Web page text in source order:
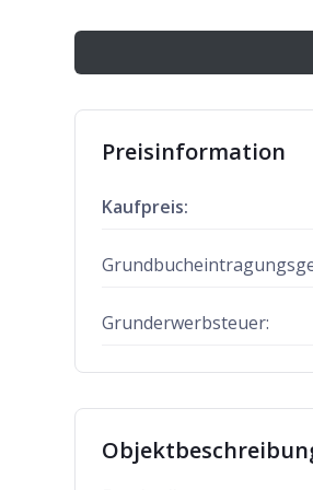
Preisinformation
Kaufpreis:
Grunderwerbsteuer: